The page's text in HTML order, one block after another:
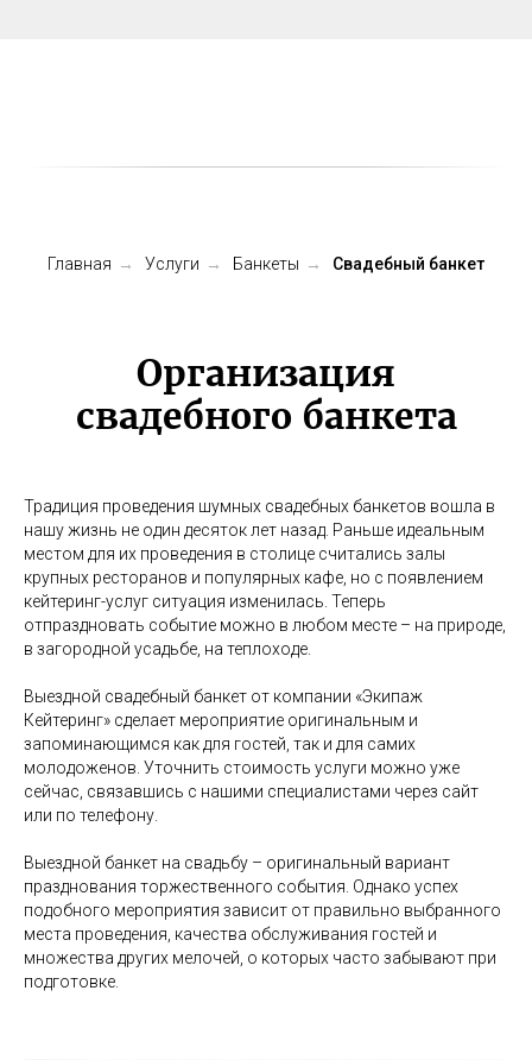
Главная → Услуги → Банкеты → Свадебный банкет
Организация
свадебного банкета
Традиция проведения шумных свадебных банкетов вошла в
нашу жизнь не один десяток лет назад. Раньше идеальным
местом для их проведения в столице считались залы
крупных ресторанов и популярных кафе, но с появлением
кейтеринг-услуг ситуация изменилась. Теперь
отпраздновать событие можно в любом месте – на природе,
в загородной усадьбе, на теплоходе.
Выездной свадебный банкет от компании «Экипаж
Кейтеринг» сделает мероприятие оригинальным и
запоминающимся как для гостей, так и для самих
молодоженов. Уточнить стоимость услуги можно уже
сейчас, связавшись с нашими специалистами через сайт
или по телефону.
Выездной банкет на свадьбу – оригинальный вариант
празднования торжественного события. Однако успех
подобного мероприятия зависит от правильно выбранного
места проведения, качества обслуживания гостей и
множества других мелочей, о которых часто забывают при
подготовке.